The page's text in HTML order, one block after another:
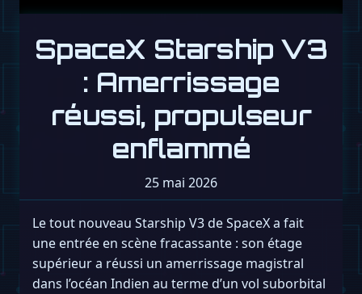
SpaceX Starship V3
: Amerrissage
réussi, propulseur
enflammé
25 mai 2026
Le tout nouveau Starship V3 de SpaceX a fait
une entrée en scène fracassante : son étage
supérieur a réussi un amerrissage magistral
dans l’océan Indien au terme d’un vol suborbital